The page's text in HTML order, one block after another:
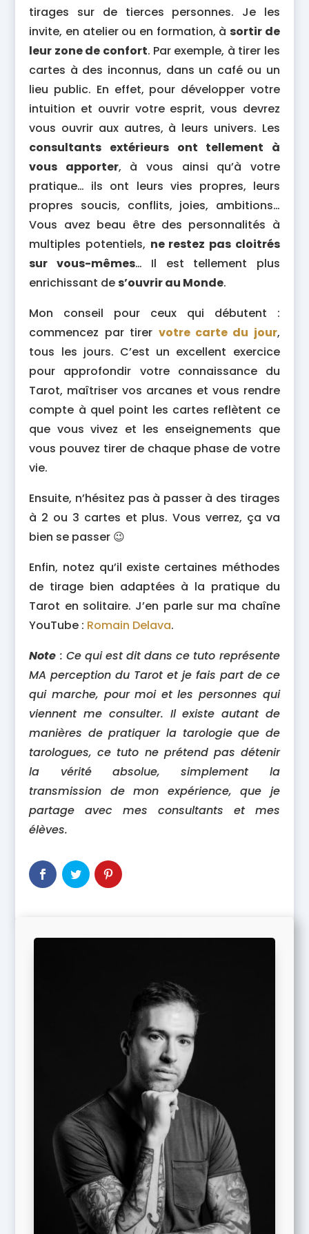
tirages sur de tierces personnes. Je les
invite, en atelier ou en formation, à sortir de
leur zone de confort. Par exemple, à tirer les
cartes à des inconnus, dans un café ou un
lieu public. En effet, pour développer votre
intuition et ouvrir votre esprit, vous devrez
vous ouvrir aux autres, à leurs univers. Les
consultants extérieurs ont tellement à
vous apporter, à vous ainsi qu’à votre
pratique… ils ont leurs vies propres, leurs
propres soucis, conflits, joies, ambitions…
Vous avez beau être des personnalités à
multiples potentiels, ne restez pas cloitrés
sur vous-mêmes… Il est tellement plus
enrichissant des’ouvrir au Monde.
Mon conseil pour ceux qui débutent :
commencez par tirer votre carte du jour,
tous les jours. C’est un excellent exercice
pour approfondir votre connaissance du
Tarot, maîtriser vos arcanes et vous rendre
compte à quel point les cartes reflètent ce
que vous vivez et les enseignements que
vous pouvez tirer de chaque phase de votre
vie.
Ensuite, n’hésitez pas à passer à des tirages
à 2 ou 3 cartes et plus. Vous verrez, ça va
bien se passer 😉
Enfin, notez qu’il existe certaines méthodes
de tirage bien adaptées à la pratique du
Tarot en solitaire. J’en parle sur ma chaîne
YouTube : Romain Delava.
Note : Ce qui est dit dans ce tuto représente
MA perception du Tarot et je fais part de ce
qui marche, pour moi et les personnes qui
viennent me consulter. Il existe autant de
manières de pratiquer la tarologie que de
tarologues, ce tuto ne prétend pas détenir
la vérité absolue, simplement la
transmission de mon expérience, que je
partage avec mes consultants et mes
élèves.